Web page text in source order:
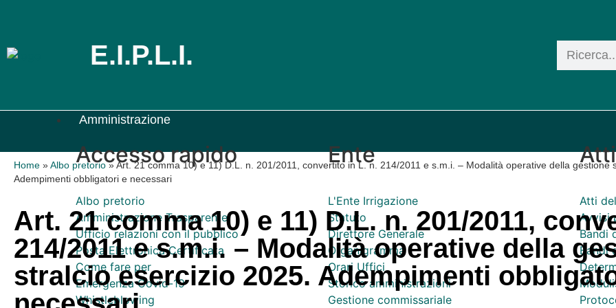
E.I.P.L.I.
Amministrazione
Accesso rapido
Albo pretorio
Amministrazione Trasparente
Ufficio relazioni con il pubblico
Posta Elettronica Certificata
Come fare per
Emergenza Covid-19
Whistleblowing
Ente
L'Ente Irrigazione
Statuto
Direttore Generale
Organigramma
Orari Uffici
Storico amministrazioni
Gestione commissariale
Atti
Avvisi
Bandi
Bandi
Home » Albo pretorio» Art. 21 comma 10) e 11) D.L. n. 201/2011, convertito in L. n. 214/2011 e s.m.i. – Modalità operative della gestione
Adempimenti obbligatori e necessari
Art. 21 comma 10) e 11) D.L. n. 201/2011,
214/2011 e s.m.i. – Modalità operative della
stralcio esercizio 2025. Adempimenti